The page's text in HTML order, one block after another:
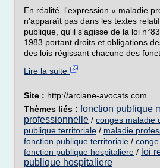
En réalité, l'expression « maladie
n'apparaît pas dans les textes
publique, qu'il s'agisse de la loi
1983 portant droits et obligations
des lois régissant chacune des
Lire la suite
Site : http://arciane-avocats.com
Thèmes liés : fonction publique
professionnelle / conges maladie
publique territoriale / maladie
fonction publique territoriale /
fonction publique hospitaliere / loi
publique hospitaliere